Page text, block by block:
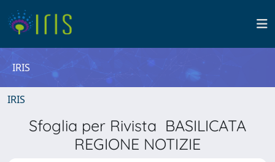
IRIS
IRIS
Sfoglia per Rivista BASILICATA
REGIONE NOTIZIE